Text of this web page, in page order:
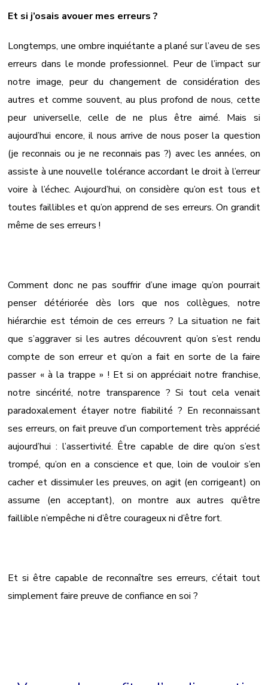
Et si j’osais avouer mes erreurs ?
Longtemps, une ombre inquiétante a plané sur l’aveu de ses
erreurs dans le monde professionnel. Peur de l’impact sur
notre image, peur du changement de considération des
autres et comme souvent, au plus profond de nous, cette
peur universelle, celle de ne plus être aimé. Mais si
aujourd’hui encore, il nous arrive de nous poser la question
(je reconnais ou je ne reconnais pas ?) avec les années, on
assiste à une nouvelle tolérance accordant le droit à l’erreur
voire à l’échec. Aujourd’hui, on considère qu’on est tous et
toutes faillibles et qu’on apprend de ses erreurs. On grandit
même de ses erreurs !
Comment donc ne pas souffrir d’une image qu’on pourrait
penser détériorée dès lors que nos collègues, notre
hiérarchie est témoin de ces erreurs ? La situation ne fait
que s’aggraver si les autres découvrent qu’on s’est rendu
compte de son erreur et qu’on a fait en sorte de la faire
passer « à la trappe » ! Et si on appréciait notre franchise,
notre sincérité, notre transparence ? Si tout cela venait
paradoxalement étayer notre fiabilité ? En reconnaissant
ses erreurs, on fait preuve d’un comportement très apprécié
aujourd’hui : l’assertivité. Être capable de dire qu’on s’est
trompé, qu’on en a conscience et que, loin de vouloir s’en
cacher et dissimuler les preuves, on agit (en corrigeant) on
assume (en acceptant), on montre aux autres qu’être
faillible n’empêche ni d’être courageux ni d’être fort.
Et si être capable de reconnaître ses erreurs, c’était tout
simplement faire preuve de confiance en soi ?